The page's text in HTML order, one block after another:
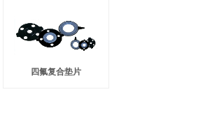
四氟复合垫片